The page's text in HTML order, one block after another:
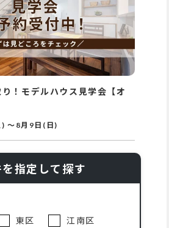
！モデルハウス見学会【オ
) ～ 8月9日(日)
を指定して探す
東区
江南区